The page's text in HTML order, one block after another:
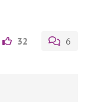
32 6